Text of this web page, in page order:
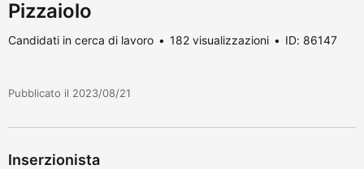
Pizzaiolo
Candidati in cerca di lavoro 182 visualizzazioni ID: 86147
Pubblicato il 2023/08/21
Inserzionista